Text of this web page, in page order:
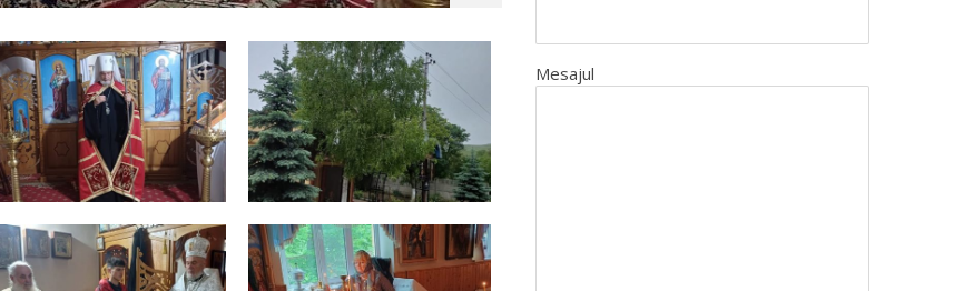
Mesajul